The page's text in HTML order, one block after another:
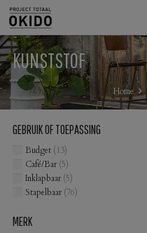
KUNSTSTOF
Home
GEBRUIK OF TOEPASSING
Budget (13)
Café/Bar (5)
Inklapbaar (5)
Stapelbaar (76)
MERK